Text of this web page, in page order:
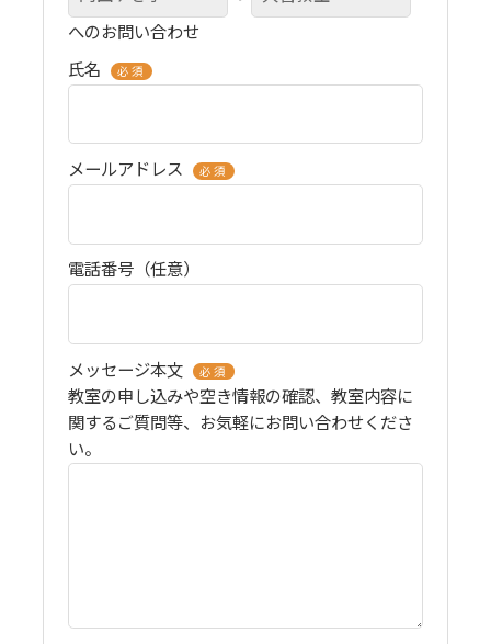
へのお問い合わせ
氏名
必須
メールアドレス 必須
電話番号（任意）
メッセージ本文 必須
教室の申し込みや空き情報の確認、教室内容に
関するご質問等、お気軽にお問い合わせくださ
い。